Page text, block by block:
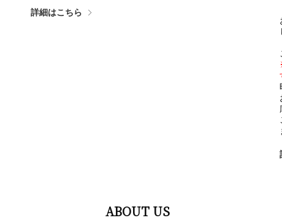
詳細はこちら
ABOUT US